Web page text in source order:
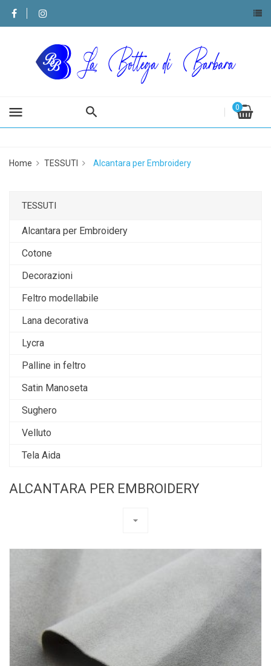
menu 0
Home TESSUTI Alcantara per Embroidery
TESSUTI
Alcantara per Embroidery
Cotone
Decorazioni
Feltro modellabile
Lana decorativa
Lycra
Palline in feltro
Satin Manoseta
Sughero
Velluto
Tela Aida
ALCANTARA PER EMBROIDERY
arrow_drop_down